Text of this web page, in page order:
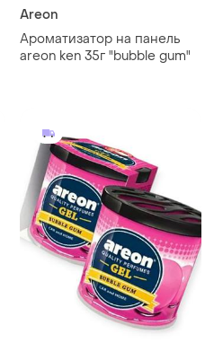
Areon
Ароматизатор на панель
areon ken 35г "bubble gum"